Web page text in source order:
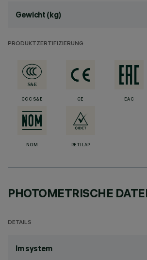
Gewicht (kg)
PRODUKTZERTIFIZIERUNG
CCC S&E CE EAC
NOM RETILAP
PHOTOMETRISCHE
DETAILS
lm system